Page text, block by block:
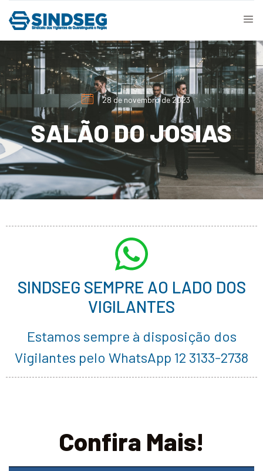
28 de novembro de 2023
SALÃO DO JOSIAS
SINDSEG SEMPRE AO LADO DOS
VIGILANTES
Estamos sempre à disposição dos
Vigilantes pelo WhatsApp 12 3133-2738
Confira Mais!